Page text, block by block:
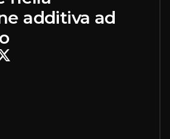
additiva ad